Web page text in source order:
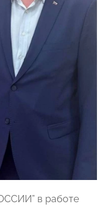
в работе